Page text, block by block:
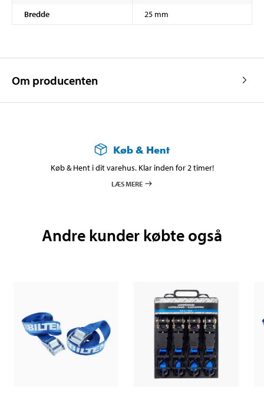
Bredde
25 mm
Om producenten
Køb & Hent
Køb & Hent i dit varehus. Klar inden for 2 timer!
LÆS MERE
Andre kunder købte også